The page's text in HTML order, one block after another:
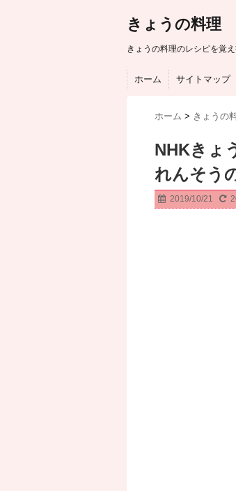
きょうの料理
きょうの料理のレシピを覚
ホーム サイトマップ
ホーム > きょうの
NHKきょ
れんそう
2019/10/21